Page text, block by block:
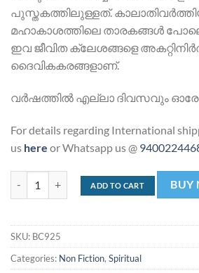
പുസ്തകത്തിലുള്ളത്.
മഹാകാശത്തിലെ താരകങ്ങൾ
ഇവ ജീവിത ക്ലേശങ്ങളെ
ദൈവികകരങ്ങളാണ്.
വർഷത്തിൽ എല്ലാ ദിവസവും
For details regarding International
us here or Whatsapp us @
365 ബൈബിൾ വചനങ്ങൾ | 365 Bible
ADD TO CART BUY
SKU: BC925
Categories: Non Fiction, Spiritual